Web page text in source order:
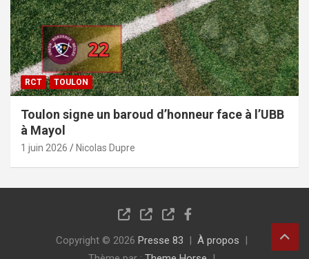
RCT TOULON
Toulon signe un baroud d’honneur face à l’UBB
à Mayol
1 juin 2026 Nicolas Dupre
Copyright © 2026 Presse 83
À propos